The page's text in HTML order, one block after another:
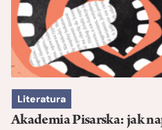
Literatura
Akademia Pisarska: jak